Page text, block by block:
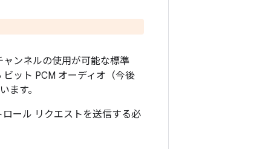
ンネルの使用が可能な標準
ット PCM オーディオ（今後
ます。
ール リクエストを送信する必